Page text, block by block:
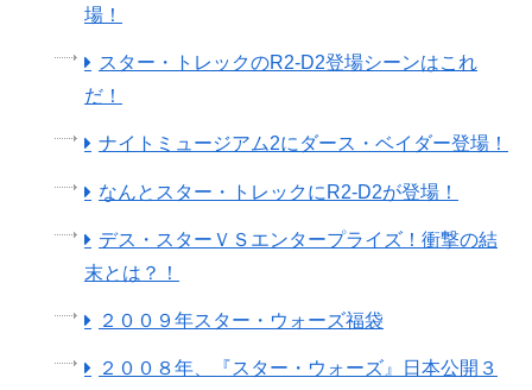
場！
スター・トレックのR2-D2登場シーンはこれ
だ！
ナイトミュージアム2にダース・ベイダー登場！
なんとスター・トレックにR2-D2が登場！
デス・スターＶＳエンタープライズ！衝撃の結
末とは？！
２００９年スター・ウォーズ福袋
２００８年、『スター・ウォーズ』日本公開３